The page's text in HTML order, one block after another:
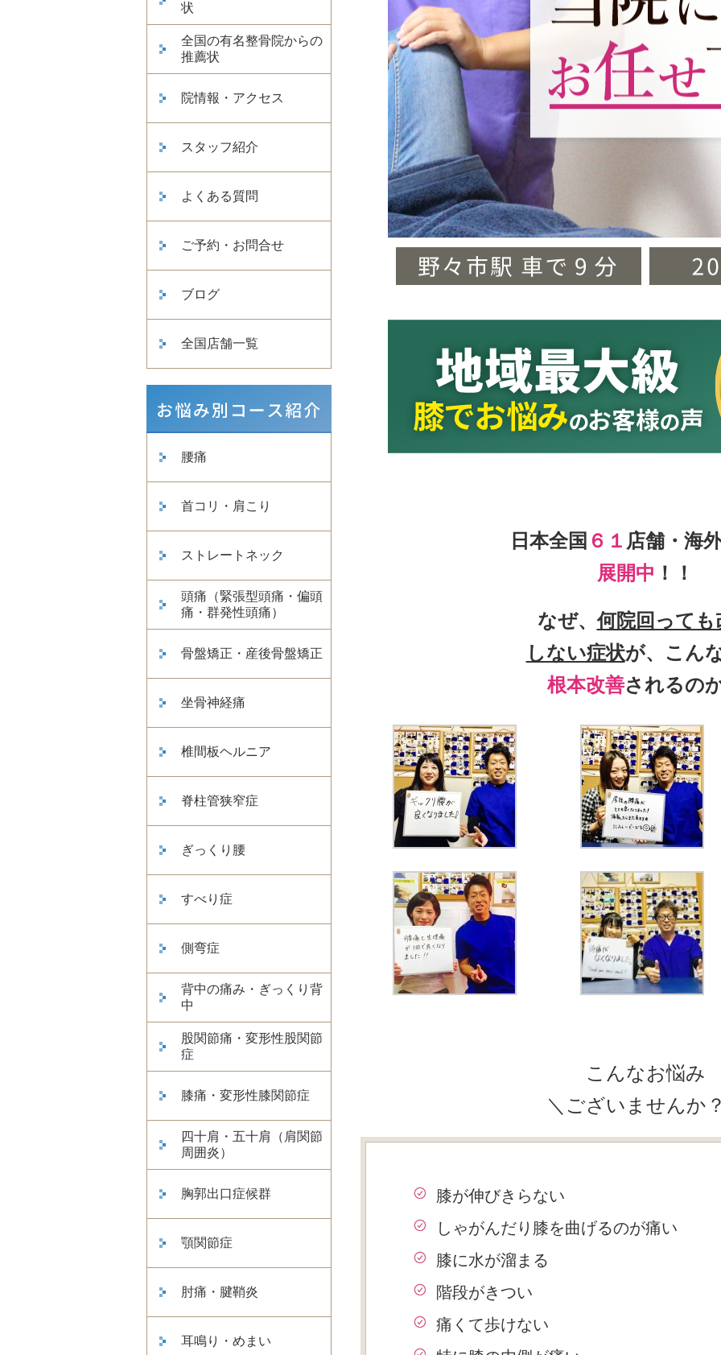
状
全国の有名整骨院からの
推薦状
院情報・アクセス
スタッフ紹介
よくある質問
ご予約・お問合せ
ブログ
全国店舗一覧
腰痛
首コリ・肩こり
ストレートネック
頭痛（緊張型頭痛・偏頭
痛・群発性頭痛）
骨盤矯正・産後骨盤矯正
坐骨神経痛
椎間板ヘルニア
脊柱管狭窄症
ぎっくり腰
すべり症
側弯症
背中の痛み・ぎっくり背
中
股関節痛・変形性股関節
症
膝痛・変形性膝関節症
四十肩・五十肩（肩関節
周囲炎）
胸郭出口症候群
顎関節症
肘痛・腱鞘炎
耳鳴り・めまい
日本全国 ６１ 店舗・海
展開中 ！！
なぜ、何院回っても
しない症状が、こん
根本改善されるの
こんなお悩み
＼ございませんか
膝が伸びきらない
しゃがんだり膝を曲げるのが痛い
膝に水が溜まる
階段がきつい
痛くて歩けない